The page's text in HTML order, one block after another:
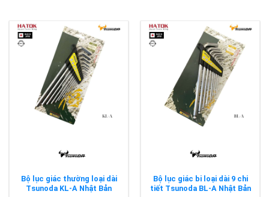
Bộ lục giác thường loại dài
Tsunoda KL-A Nhật Bản
Bộ lục giác bi loại dài 9 chi
tiết Tsunoda BL-A Nhật Bản